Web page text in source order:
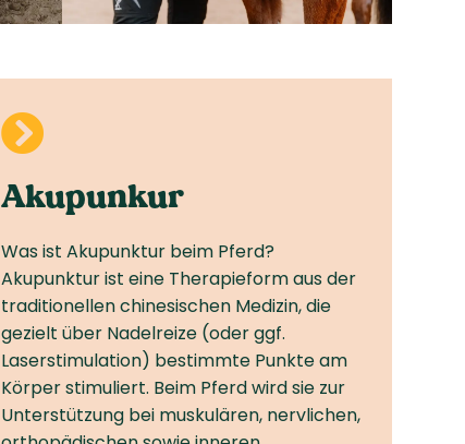

Akupunkur
Was ist Akupunktur beim Pferd?
Akupunktur ist eine Therapieform aus der
traditionellen chinesischen Medizin, die
gezielt über Nadelreize (oder ggf.
Laserstimulation) bestimmte Punkte am
Körper stimuliert. Beim Pferd wird sie zur
Unterstützung bei muskulären, nervlichen,